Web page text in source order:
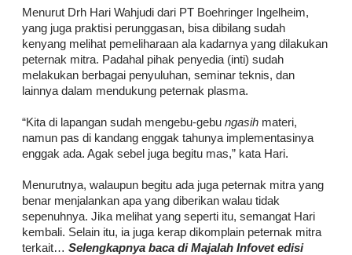
Menurut Drh Hari Wahjudi dari PT Boehringer Ingelheim,
yang juga praktisi perunggasan, bisa dibilang sudah
kenyang melihat pemeliharaan ala kadarnya yang dilakukan
peternak mitra. Padahal pihak penyedia (inti) sudah
melakukan berbagai penyuluhan, seminar teknis, dan
lainnya dalam mendukung peternak plasma.
“Kita di lapangan sudah mengebu-gebu ngasih materi,
namun pas di kandang enggak tahunya implementasinya
enggak ada. Agak sebel juga begitu mas,” kata Hari.
Menurutnya, walaupun begitu ada juga peternak mitra yang
benar menjalankan apa yang diberikan walau tidak
sepenuhnya. Jika melihat yang seperti itu, semangat Hari
kembali. Selain itu, ia juga kerap dikomplain peternak mitra
terkait… Selengkapnya baca di Majalah Infovet edisi